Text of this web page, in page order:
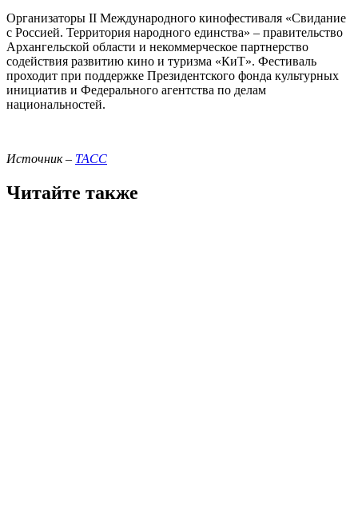
Организаторы II Международного кинофестиваля «Свидание
с Россией. Территория народного единства» – правительство
Архангельской области и некоммерческое партнерство
содействия развитию кино и туризма «КиТ». Фестиваль
проходит при поддержке Президентского фонда культурных
инициатив и Федерального агентства по делам
национальностей.
Источник – ТАСС
Читайте также